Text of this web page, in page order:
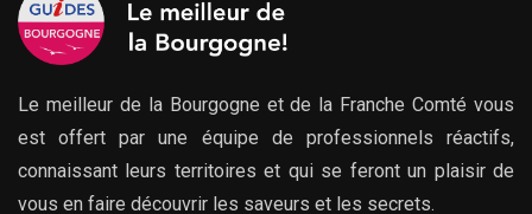
Le meilleur de la Bourgogne et de la Franche Comté vous
est offert par une équipe de professionnels réactifs,
connaissant leurs territoires et qui se feront un plaisir de
vous en faire découvrir les saveurs et les secrets.